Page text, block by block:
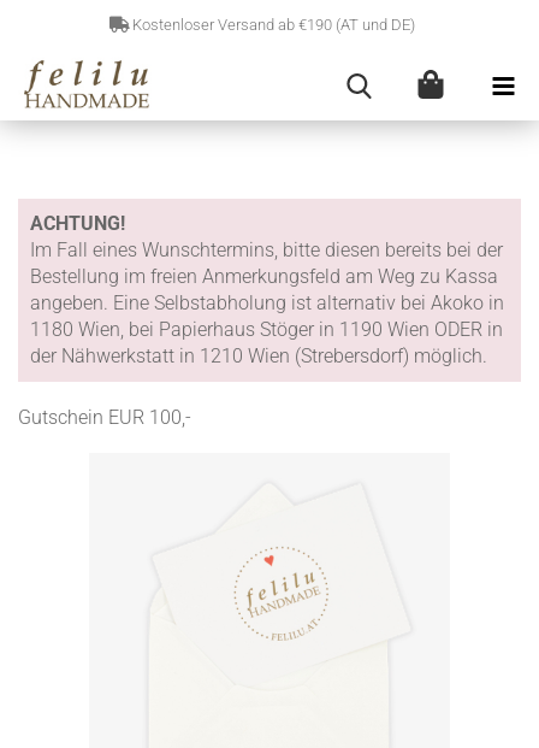
Kostenloser Versand ab €190 (AT und DE)
ACHTUNG!
Im Fall eines Wunschtermins, bitte diesen bereits bei der
Bestellung im freien Anmerkungsfeld am Weg zu Kassa
angeben. Eine Selbstabholung ist alternativ bei Akoko in
1180 Wien, bei Papierhaus Stöger in 1190 Wien ODER in
der Nähwerkstatt in 1210 Wien (Strebersdorf) möglich.
Gutschein EUR 100,-